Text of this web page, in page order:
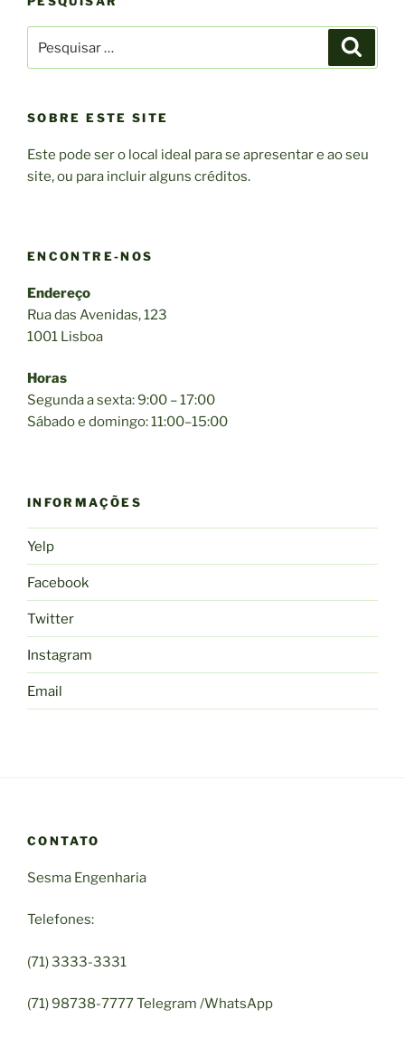
por:
SOBRE ESTE SITE
Este pode ser o local ideal para se apresentar e ao seu
site, ou para incluir alguns créditos.
ENCONTRE-NOS
Endereço
Rua das Avenidas, 123
1001 Lisboa
Horas
Segunda a sexta: 9:00 – 17:00
Sábado e domingo: 11:00–15:00
INFORMAÇÕES
Yelp
Facebook
Twitter
Instagram
Email
CONTATO
Sesma Engenharia
Telefones:
(71) 3333-3331
(71) 98738-7777 Telegram /WhatsApp